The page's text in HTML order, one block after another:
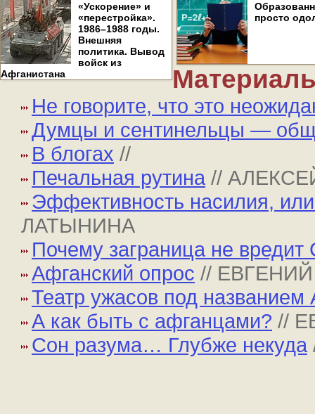
«Ускорение» и
«перестройка».
1986–1988 годы.
Внешняя
политика. Вывод
войск из
Афганистана
просто
Не говорите, что это
Думцы и сентинельцы —
В блогах //
Печальная рутина //
Эффективность насилия,
ЛАТЫНИНА
Почему заграница не
Афганский опрос //
Театр ужасов под
А как быть с афганцами? //
Сон разума… Глубже некуда